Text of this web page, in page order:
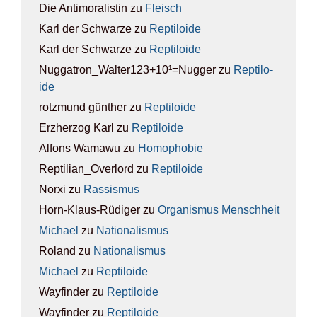
Die Antimoralistin zu Fleisch
Karl der Schwarze zu Rep­ti­lo­ide
Karl der Schwarze zu Rep­ti­lo­ide
Nuggatron_Walter123+10¹=Nugger zu Rep­ti­lo­
ide
rotzmund günther zu Rep­ti­lo­ide
Erzherzog Karl zu Rep­ti­lo­ide
Alfons Wamawu zu Homo­pho­bie
Reptilian_Overlord zu Rep­ti­lo­ide
Norxi zu Ras­sis­mus
Horn-Klaus-Rüdiger zu Orga­nis­mus Mensch­heit
Michael zu Natio­na­lis­mus
Roland zu Natio­na­lis­mus
Michael zu Rep­ti­lo­ide
Wayfinder zu Rep­ti­lo­ide
Wayfinder zu Rep­ti­lo­ide